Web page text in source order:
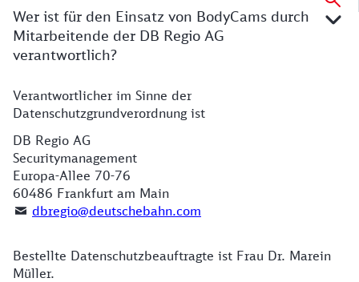
Wer ist für den Einsatz von BodyCams durch
Mitarbeitende der DB Regio AG
verantwortlich?
Verantwortlich für den Einsatz von BodyCams in den
Verantwortlicher im Sinne der
Datenschutzgrundverordnung ist
DB Regio AG
Securitymanagement
Europa-Allee 70-76
60486 Frankfurt am Main
dbregio@deutschebahn.com
Bestellte Datenschutzbeauftragte ist Frau Dr. Marein
Müller.